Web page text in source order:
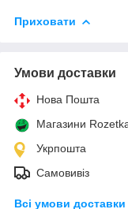
Приховати
Умови доставки
Нова Пошта
Магазини
Укрпошта
Самовивіз
Всі умови доставки